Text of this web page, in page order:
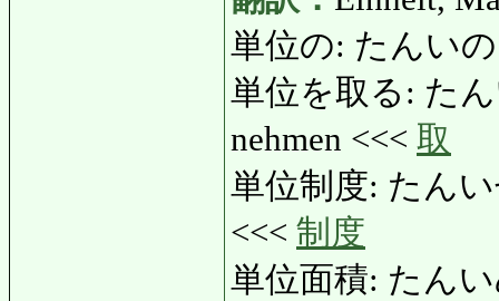
単位の: たんい
単位を取る: たん
nehmen <<< 取
単位制度: たんい
<<< 制度
単位面積: たん